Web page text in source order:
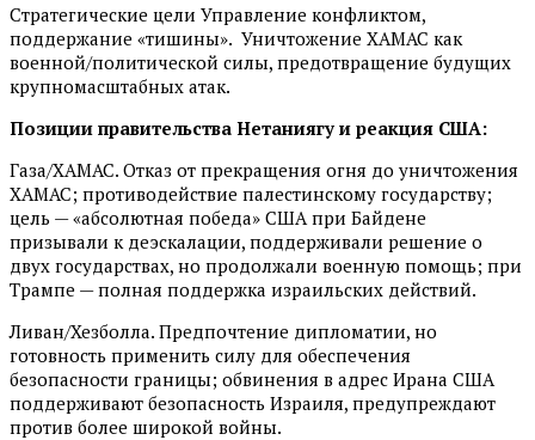
Стратегические цели Управление конфликтом,
поддержание «тишины». Уничтожение ХАМАС как
военной/политической силы, предотвращение будущих
крупномасштабных атак.
Позиции правительства Нетаниягу и реакция США:
Газа/ХАМАС. Отказ от прекращения огня до уничтожения
ХАМАС; противодействие палестинскому государству;
цель — «абсолютная победа» США при Байдене
призывали к деэскалации, поддерживали решение о
двух государствах, но продолжали военную помощь; при
Трампе — полная поддержка израильских действий.
Ливан/Хезболла. Предпочтение дипломатии, но
готовность применить силу для обеспечения
безопасности границы; обвинения в адрес Ирана США
поддерживают безопасность Израиля, предупреждают
против более широкой войны.